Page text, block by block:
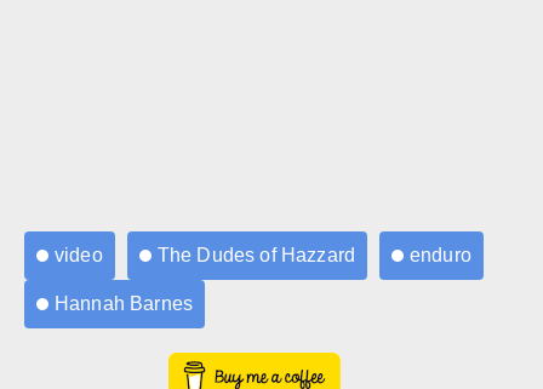
video The Dudes of Hazzard enduro
Hannah Barnes
Buy Me a Coffee